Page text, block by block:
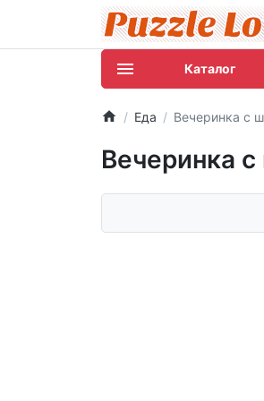
Каталог
Еда Вечеринка с
Вечеринка